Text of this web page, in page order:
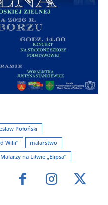
Połoński
Wilii”
malarstwo
na Litwie „Elipsa”